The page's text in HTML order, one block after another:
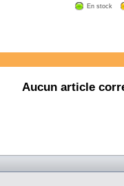
En stock
Aucun article